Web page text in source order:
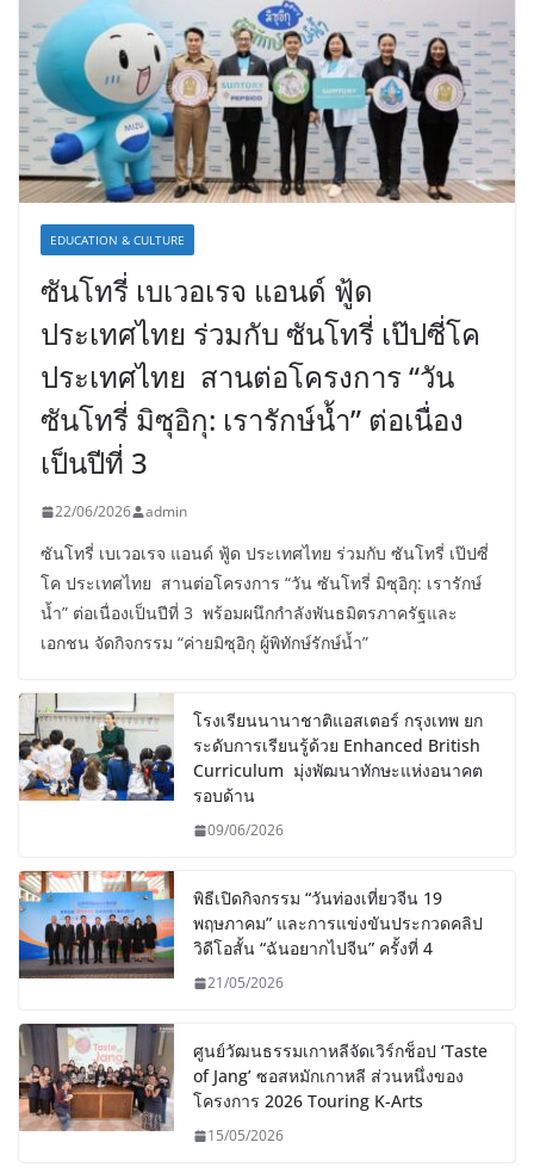
EDUCATION & CULTURE
ซันโทรี่ เบเวอเรจ แอนด์ ฟู้ด
ประเทศไทย ร่วมกับ ซันโทรี่ เป๊ปซี่โค
ประเทศไทย สานต่อโครงการ “วัน
ซันโทรี่ มิซุอิกุ: เรารักษ์น้ำ” ต่อเนื่อง
เป็นปีที่ 3
22/06/2026 admin
ซันโทรี่ เบเวอเรจ แอนด์ ฟู้ด ประเทศไทย ร่วมกับ ซันโทรี่ เป๊ปซี่
โค ประเทศไทย สานต่อโครงการ “วัน ซันโทรี่ มิซุอิกุ: เรารักษ์
น้ำ” ต่อเนื่องเป็นปีที่ 3 พร้อมผนึกกำลังพันธมิตรภาครัฐและ
เอกชน จัดกิจกรรม “ค่ายมิซุอิกุ ผู้พิทักษ์รักษ์น้ำ”
โรงเรียนนานาชาติแอสเตอร์ กรุงเทพ ยก
ระดับการเรียนรู้ด้วย Enhanced British
Curriculum มุ่งพัฒนาทักษะแห่งอนาคต
รอบด้าน
09/06/2026
พิธีเปิดกิจกรรม “วันท่องเที่ยวจีน 19
พฤษภาคม” และการแข่งขันประกวดคลิป
วิดีโอสั้น “ฉันอยากไปจีน” ครั้งที่ 4
21/05/2026
ศูนย์วัฒนธรรมเกาหลีจัดเวิร์กช็อป ‘Taste
of Jang’ ซอสหมักเกาหลี ส่วนหนึ่งของ
โครงการ 2026 Touring K-Arts
15/05/2026